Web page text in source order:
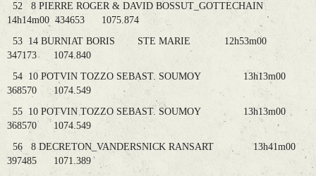
52 8 PIERRE ROGER & DAVID BOSSUT_GOTTECHAIN
14h14m00 434653 1075.874
53 14 BURNIAT BORIS STE MARIE 12h53m00
347173 1074.840
54 10 POTVIN TOZZO SEBAST. SOUMOY 13h13m00
368570 1074.549
55 10 POTVIN TOZZO SEBAST. SOUMOY 13h13m00
368570 1074.549
56 8 DECRETON_VANDERSNICK RANSART 13h41m00
397485 1071.389